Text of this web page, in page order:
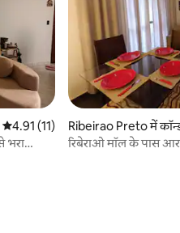
औसत रेटिंग 5 में से 4.91, 11 समीक्षाएँ
4.91 (11)
भरा
Ribeirao Preto में
रिबेराओ मॉल के पास